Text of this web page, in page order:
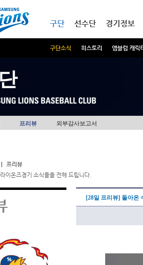
구단
구단소식 히스토리 엠블럼 캐릭
선수단 경기정보
프리뷰 외부감사보고서
프리뷰
이온즈경기 소식들을 전해 드립니다.
[28일 프리뷰] 돌아온